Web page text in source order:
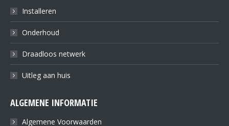
Installeren
Onderhoud
Draadloos netwerk
Uitleg aan huis
ALGEMENE INFORMATIE
Algemene Voorwaarden